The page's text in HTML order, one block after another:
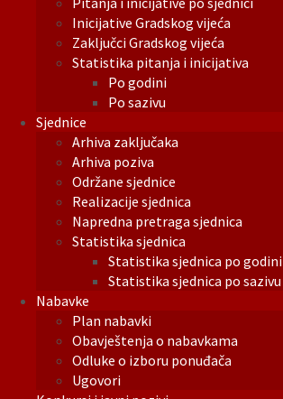
Inicijative Gradskog vijeća
Zaključci Gradskog vijeća
Statistika pitanja i inicijativa
Po godini
Po sazivu
Sjednice
Arhiva zaključaka
Arhiva poziva
Održane sjednice
Realizacije sjednica
Napredna pretraga sjednica
Statistika sjednica
Statistika sjednica po godini
Statistika sjednica po sazivu
Nabavke
Plan nabavki
Obavještenja o nabavkama
Odluke o izboru ponuđača
Ugovori